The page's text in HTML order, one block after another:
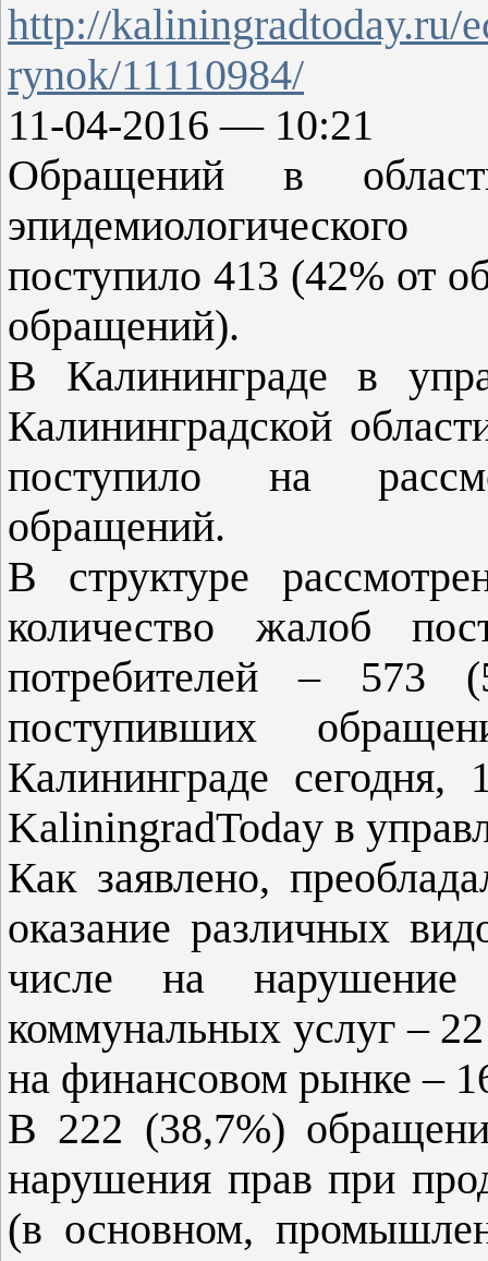
http://kaliningradtoday.ru/
rynok/11110984/
11-04-2016 — 10:21
Обращений в
поступило 413 (42% от
обращений).
В Калининграде в
Калининградской
поступило на
обращений.
В структуре
количество жалоб
потребителей – 573
поступивших
Калининграде сегодня,
KaliningradToday в
Как заявлено,
оказание различных
числе на
коммунальных услуг –
на финансовом рынке –
В 222 (38,7%)
нарушения прав при
(в основном,